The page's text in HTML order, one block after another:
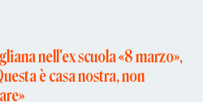
nell'ex scuola «8 marzo»,
è casa nostra, non